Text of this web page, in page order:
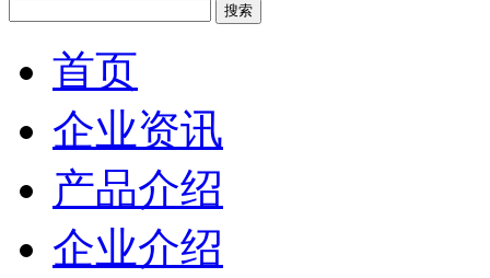
搜索
首页
企业资讯
产品介绍
企业介绍